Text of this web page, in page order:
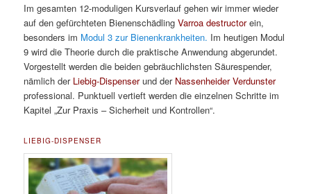
Im gesamten 12-moduligen Kursverlauf gehen wir immer wieder
auf den gefürchteten BienenschädlingVarroa destructorein,
besonders im Modul 3 zur Bienenkrankheiten. Im heutigen Modul
9 wird die Theorie durch die praktische Anwendung abgerundet.
Vorgestellt werden die beiden gebräuchlichsten Säurespender,
nämlich der Liebig-Dispenserund der Nassenheider Verdunster
professional. Punktuell vertieft werden die einzelnen Schritte im
Kapitel „Zur Praxis – Sicherheit und Kontrollen“.
LIEBIG-DISPENSER